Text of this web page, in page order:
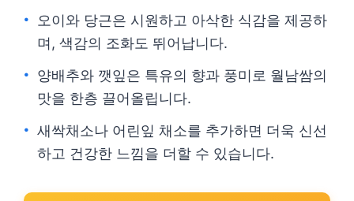
오이와 당근은 시원하고 아삭한 식감을 제공하
며, 색감의 조화도 뛰어납니다.
양배추와 깻잎은 특유의 향과 풍미로 월남쌈의
맛을 한층 끌어올립니다.
새싹채소나 어린잎 채소를 추가하면 더욱 신선
하고 건강한 느낌을 더할 수 있습니다.